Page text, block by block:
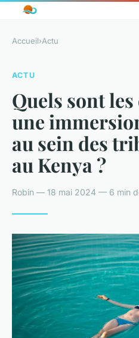
Accueil›Actu
ACTU
Quels sont
une
au sein des
au Kenya ?
Robin — 18 mai 2024 — 6 min